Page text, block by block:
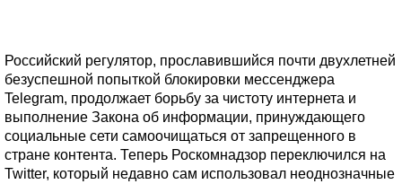
Российский регулятор, прославившийся почти двухлетней
безуспешной попыткой блокировки мессенджера
Telegram, продолжает борьбу за чистоту интернета и
выполнение Закона об информации, принуждающего
социальные сети самоочищаться от запрещенного в
стране контента. Теперь Роскомнадзор переключился на
Twitter, который недавно сам использовал неоднозначные